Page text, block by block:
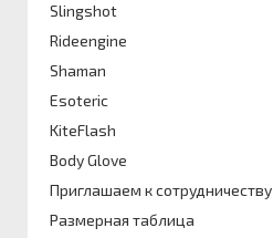
Slingshot
Rideengine
Shaman
Esoteric
KiteFlash
Body Glove
Приглашаем к сотрудничеству
Размерная таблица